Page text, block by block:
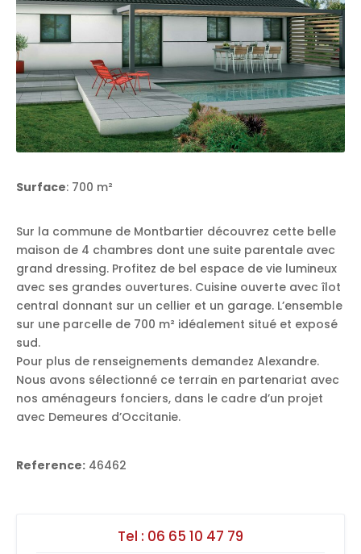
Surface: 700 m²
Sur la commune de Montbartier découvrez cette belle
maison de 4 chambres dont une suite parentale avec
grand dressing. Profitez de bel espace de vie lumineux
avec ses grandes ouvertures. Cuisine ouverte avec îlot
central donnant sur un cellier et un garage. L’ensemble
sur une parcelle de 700 m² idéalement situé et exposé
sud.
Pour plus de renseignements demandez Alexandre.
Nous avons sélectionné ce terrain en partenariat avec
nos aménageurs fonciers, dans le cadre d’un projet
avec Demeures d’Occitanie.
Reference: 46462
Tel : 06 65 10 47 79